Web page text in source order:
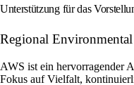
Unterstützung für das
Regional
AWS ist ein hervorragender
Fokus auf Vielfalt,